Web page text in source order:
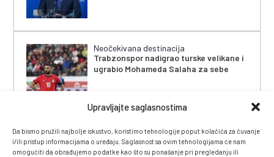
Upravljajte saglasnostima
Da bismo pružili najbolje iskustvo, koristimo tehnologije poput kolačića za čuvanje
i/ili pristup informacijama o uređaju. Saglasnost sa ovim tehnologijama će nam
omogućiti da obrađujemo podatke kao što su ponašanje pri pregledanju ili
Neočekivana destinacija
Trabzonspor nadigrao turske velikane i
ugrabio Mohameda Salaha za sebe